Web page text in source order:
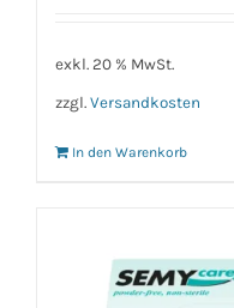
exkl. 20 % MwSt.
zzgl. Versandkosten
In den Warenkorb